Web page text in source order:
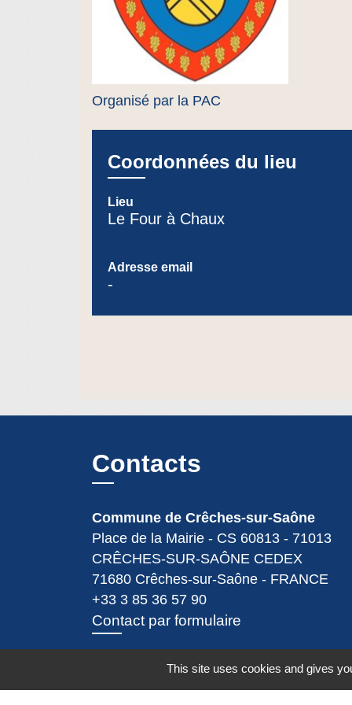
Organisé par la PAC
Coordonnées du lieu
Lieu
Le Four à Chaux
Adresse email
-
Contacts
Commune de Crêches-sur-Saône
Place de la Mairie - CS 60813 - 71013
CRÊCHES-SUR-SAÔNE CEDEX
71680 Crêches-sur-Saône - FRANCE
+33 3 85 36 57 90
Contact par formulaire
This site uses cookies and gives